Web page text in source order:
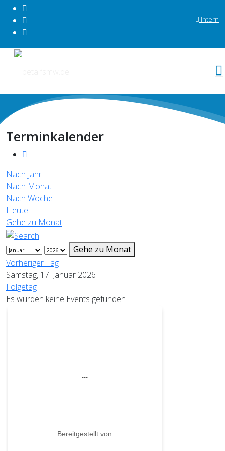
Intern
Terminkalender
Nach Jahr
Nach Monat
Nach Woche
Heute
Gehe zu Monat
Gehe zu Monat
Vorheriger Tag
Samstag, 17. Januar 2026
Folgetag
Es wurden keine Events gefunden